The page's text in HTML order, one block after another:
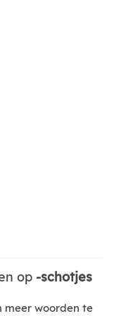
op -schotjes
meer woorden te